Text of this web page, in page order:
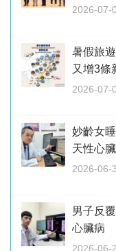
2026-07-
暑假旅
又增3條
2026-07-
妙齡女
天性心
2026-06-
男子反
心臟病
2026-06-